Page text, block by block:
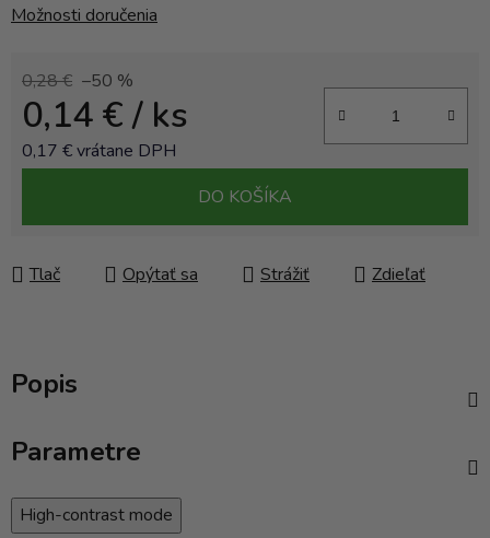
Možnosti doručenia
0,28 € –50 %
0,14 €/ ks
0,17 € vrátane DPH
DO KOŠÍKA
Tlač Opýtať sa Strážiť Zdieľať
Popis
Parametre
High-contrast mode